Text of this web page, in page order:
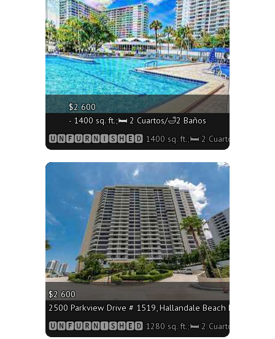
$2 600
- 1400 sq. ft.;🛏 2 Cuartos/🛁2 Baños
🆄🅽🅵🆄🆁🅽🅸🆂🅷🅴🅳 1400 sq. ft.;🛏 2 Cuartos/🛁2
$2 600
2500 Parkview Drive # 1519, Hallandale Beach FL 33009 -
🆄🅽🅵🆄🆁🅽🅸🆂🅷🅴🅳 1280 sq. ft.;🛏 2 Cuartos/🛁2